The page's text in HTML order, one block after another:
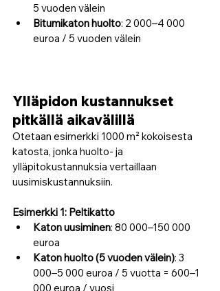
5 vuoden välein
Bitumikaton huolto: 2 000–4 000
euroa / 5 vuoden välein
Ylläpidon kustannukset
pitkällä aikavälillä
Otetaan esimerkki 1000 m² kokoisesta
katosta, jonka huolto- ja
ylläpitokustannuksia vertaillaan
uusimiskustannuksiin.
Esimerkki 1: Peltikatto
Katon uusiminen: 80 000–150 000
euroa
Katon huolto (5 vuoden välein): 3
000–5 000 euroa / 5 vuotta = 600–1
000 euroa / vuosi